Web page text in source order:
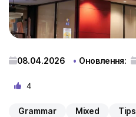
08.04.2026 Оновлення:
4
Grammar Mixed Tips